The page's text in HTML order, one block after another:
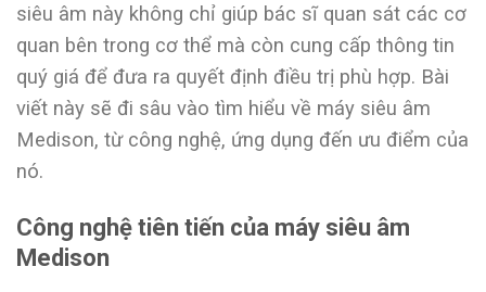
siêu âm này không chỉ giúp bác sĩ quan sát các cơ
quan bên trong cơ thể mà còn cung cấp thông tin
quý giá để đưa ra quyết định điều trị phù hợp. Bài
viết này sẽ đi sâu vào tìm hiểu về máy siêu âm
Medison, từ công nghệ, ứng dụng đến ưu điểm của
nó.
Công nghệ tiên tiến của máy siêu âm
Medison